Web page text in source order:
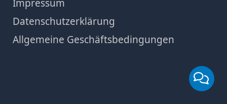
Impressum
Datenschutzerklärung
Allgemeine Geschäftsbedingungen